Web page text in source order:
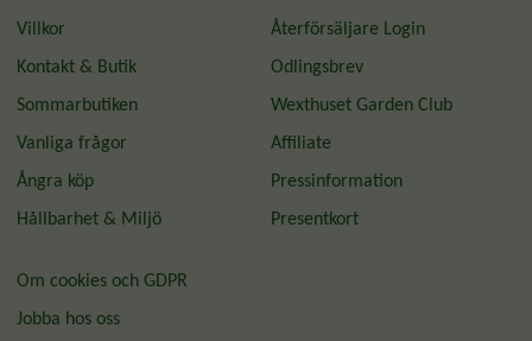
Villkor
Kontakt & Butik
Sommarbutiken
Vanliga frågor
Ångra köp
Hållbarhet & Miljö
Återförsäljare Login
Odlingsbrev
Wexthuset Garden Club
Affiliate
Pressinformation
Presentkort
Om cookies och GDPR
Jobba hos oss